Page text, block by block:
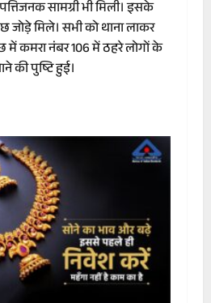
सामग्री भी मिली। इसके
मिले। सभी को थाना लाकर
कमरा नंबर 106 में ठहरे लोगों के
की पुष्टि हुई।